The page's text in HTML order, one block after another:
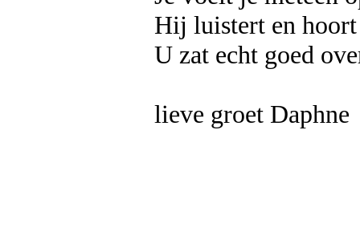
Hij luistert en
U zat echt goed
lieve groet Daphne